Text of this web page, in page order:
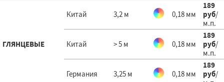
ГЛЯНЦЕВЫЕ
Китай 3,2 м 0,18 мм
189
руб/
м.п.
Китай > 5 м 0,18 мм
189
руб/
м.п.
Германия 3,25 м 0,18 мм
189
руб/